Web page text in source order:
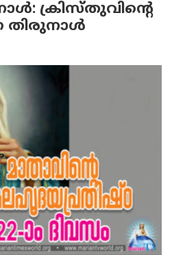
ക്രിസ്തുവിന്റെ
തിരുനാള്‍